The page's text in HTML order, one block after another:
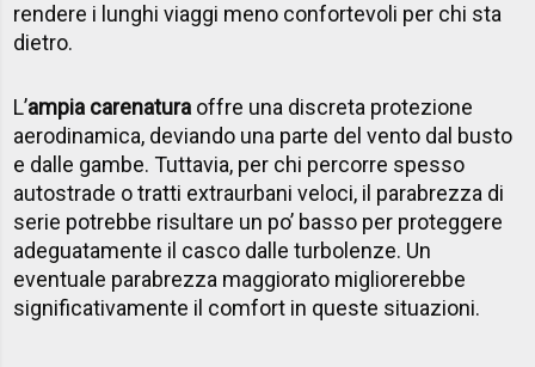
rendere i lunghi viaggi meno confortevoli per chi sta
dietro.
L’ampia carenatura offre una discreta protezione
aerodinamica, deviando una parte del vento dal busto
e dalle gambe. Tuttavia, per chi percorre spesso
autostrade o tratti extraurbani veloci, il parabrezza di
serie potrebbe risultare un po’ basso per proteggere
adeguatamente il casco dalle turbolenze. Un
eventuale parabrezza maggiorato migliorerebbe
significativamente il comfort in queste situazioni.